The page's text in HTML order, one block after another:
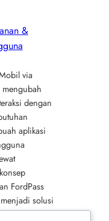
&
via
dengan
aplikasi
FordPass
solusi
di era serba